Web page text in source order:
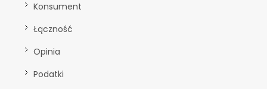
Konsument
Łączność
Opinia
Podatki